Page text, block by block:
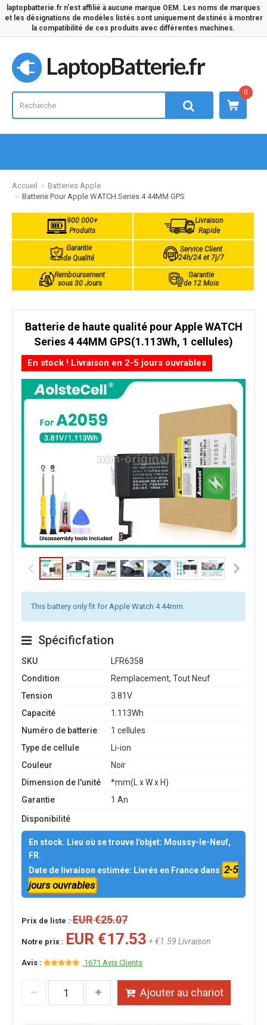
laptopbatterie.fr n'est affilié à aucune marque OEM. Les noms de marques
et les désignations de modèles listés sont uniquement destinés à montrer
la compatibilité de ces produits avec différentes machines.
LaptopBatterie.fr
0
Accueil
Batteries Apple
Batterie Pour Apple WATCH Series 4 44MM GPS
900 000+
Produits
Livraison
Rapide
Garantie
de Qualité
Service Client
24h/24 et 7j/7
Remboursement
sous 30 Jours
Garantie
de 12 Mois
Batterie de haute qualité pour Apple WATCH
Series 4 44MM GPS(1.113Wh, 1 cellules)
En stock ! Livraison en 2-5 jours ouvrables
This battery only fit for Apple Watch 4 44mm.
Spécificfation
SKU
LFR6358
Condition
Remplacement, Tout Neuf
Tension
3.81V
Capacité
1.113Wh
Numéro de batterie
1 cellules
Type de cellule
Li-ion
Couleur
Noir
Dimension de l'unité
*mm(L x W x H)
Garantie
1 An
Disponibilité
En stock. Lieu où se trouve l'objet: Moussy-le-Neuf,
FR.
Date de livraison estimée: Livrés en France dans 2-5
jours ouvrables
Prix de liste :EUR €25.07
Notre prix : EUR €17.53 + €1.59 Livraison
Avis : 1671 Avis Clients
Ajouter au chariot